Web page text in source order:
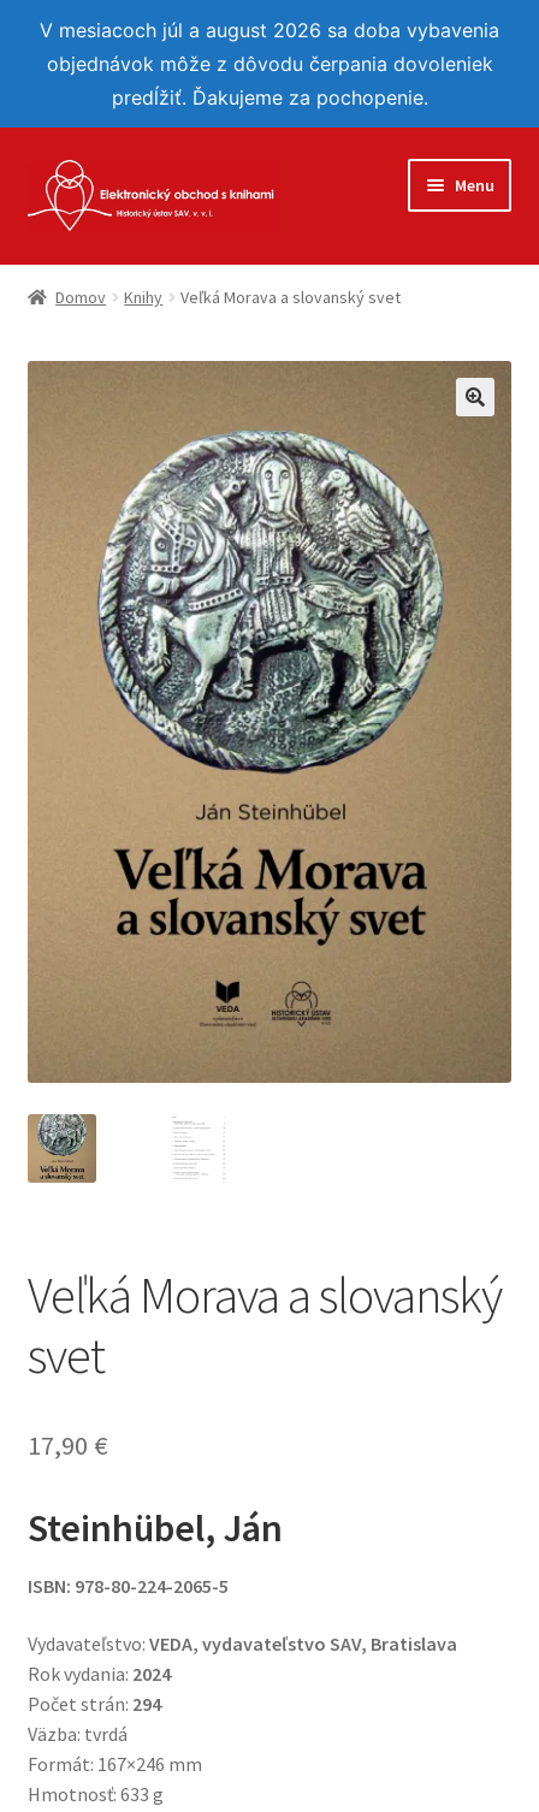
V mesiacoch júl a august 2026 sa doba vybavenia
objednávok môže z dôvodu čerpania dovoleniek
predĺžiť. Ďakujeme za pochopenie.
Preskočiť
na
navigáciu
Preskočiť
na
obsah
Menu
Eshop
Objednávka
Domov Knihy Veľká Morava a slovanský svet
Veľká Morava a slovanský
svet
17,90 €
Steinhübel, Ján
ISBN: 978-80-224-2065-5
Vydavateľstvo: VEDA, vydavateľstvo SAV, Bratislava
Rok vydania: 2024
Počet strán: 294
Väzba: tvrdá
Formát: 167×246 mm
Hmotnosť: 633 g